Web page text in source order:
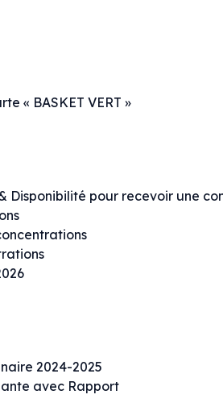
« BASKET VERT »
Disponibilité pour recevoir une
2024-2025
avec Rapport